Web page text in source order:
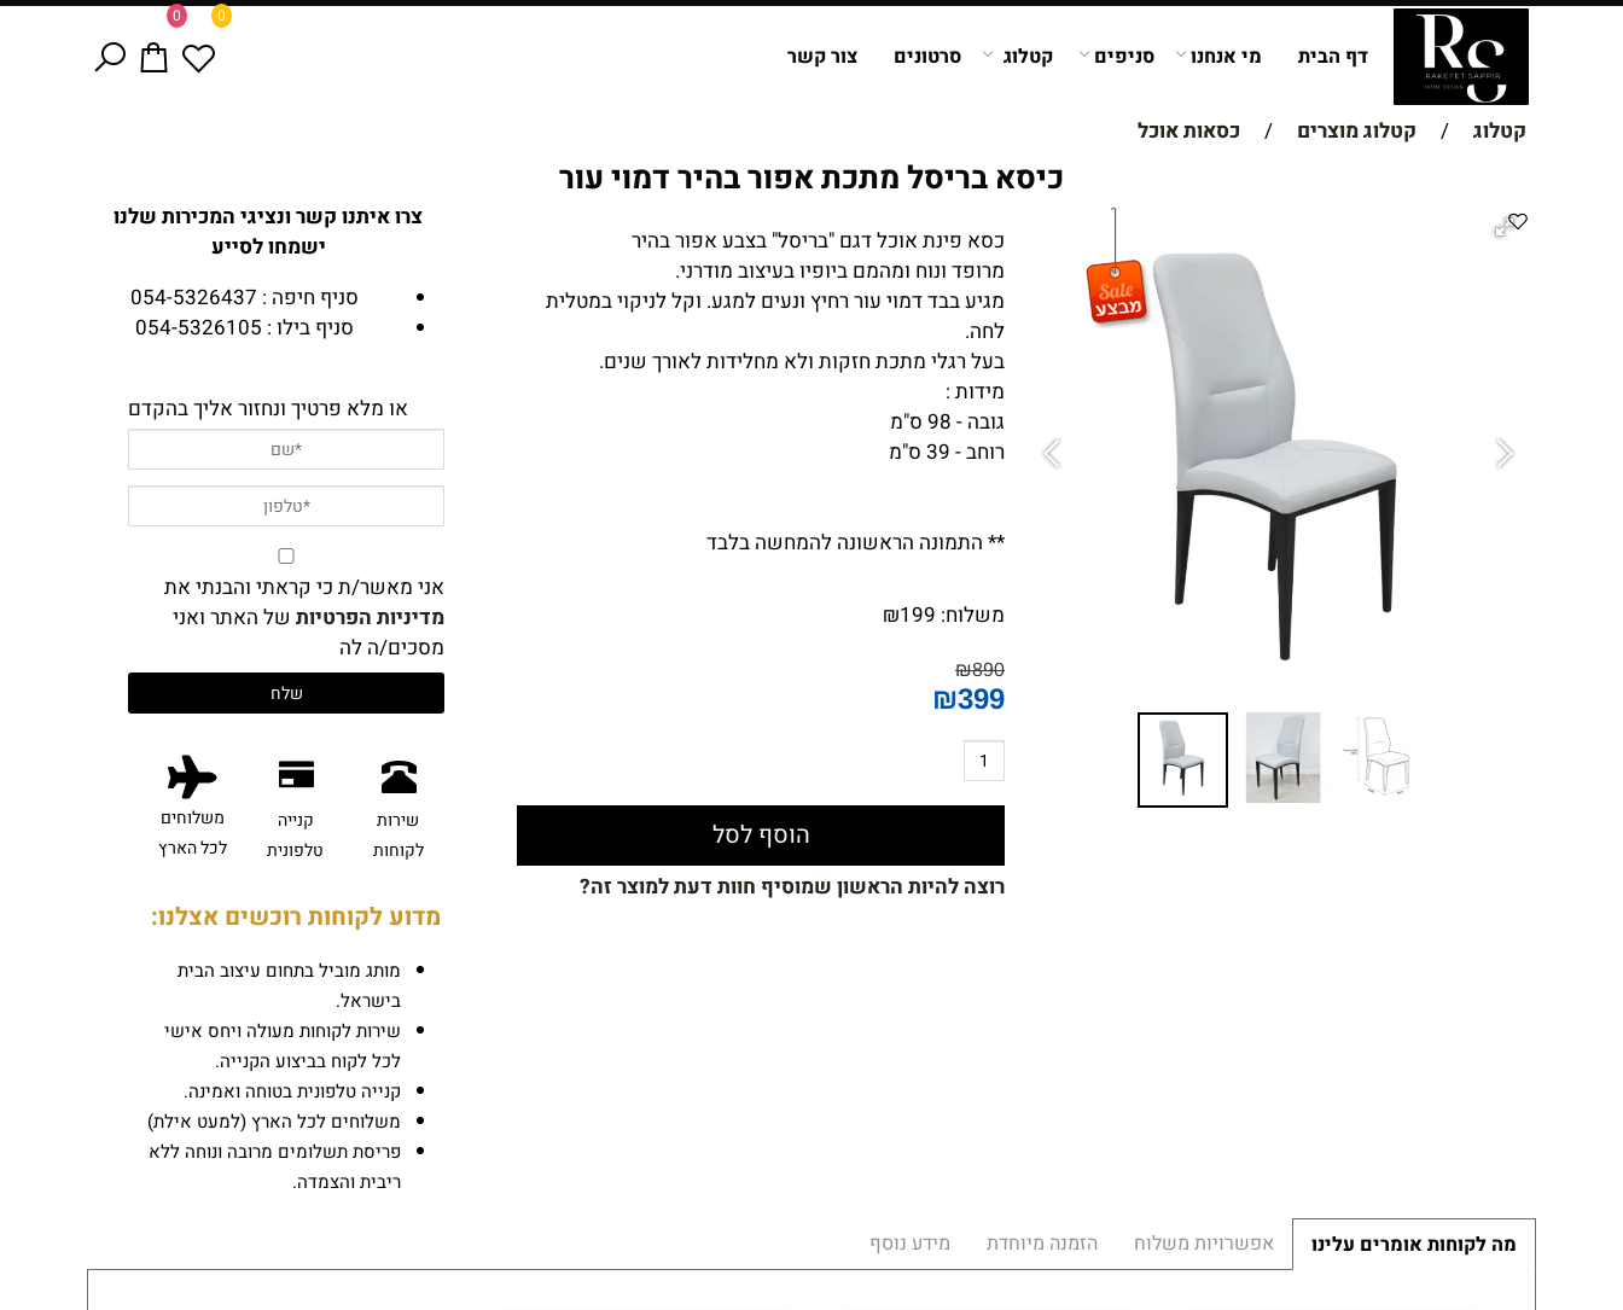
0 0
דף הבית מי אנחנו סניפים קטלוג סרטונים צור קשר
קטלוג / קטלוג מוצרים / כסאות אוכל
כיסא בריסל מתכת אפור בהיר דמוי עור
כסא פינת אוכל דגם "בריסל" בצבע אפור בהיר
מרופד ונוח ומהמם ביופיו בעיצוב מודרני.
מגיע בבד דמוי עור רחיץ ונעים למגע. וקל לניקוי במטלית
לחה.
בעל רגלי מתכת חזקות ולא מחלידות לאורך שנים.
מידות :
גובה - 98 ס"מ
רוחב - 39 ס"מ
** התמונה הראשונה להמחשה בלבד
משלוח: ₪199
₪890
₪399
הוסף לסל
רוצה להיות הראשון שמוסיף חוות דעת למוצר זה?
צרו איתנו קשר ונציגי המכירות שלנו
ישמחו לסייע
סניף חיפה : 054-5326437
סניף בילו : 054-5326105
או מלא פרטיך ונחזור אליך בהקדם
אני מאשר/ת כי קראתי והבנתי את
מדיניות הפרטיות של האתר ואני
מסכים/ה לה
שירות
לקוחות
קנייה
טלפונית
משלוחים
לכל הארץ
מדוע לקוחות רוכשים אצלנו:
מותג מוביל בתחום עיצוב הבית
בישראל.
שירות לקוחות מעולה ויחס אישי
לכל לקוח בביצוע הקנייה.
קנייה טלפונית בטוחה ואמינה.
משלוחים לכל הארץ (למעט אילת)
פריסת תשלומים מרובה ונוחה ללא
ריבית והצמדה.
מה לקוחות אומרים עלינו אפשרויות משלוח הזמנה מיוחדת מידע נוסף